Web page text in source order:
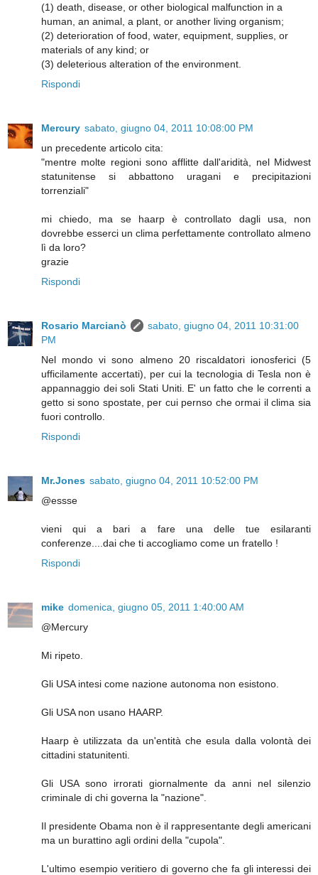
(1) death, disease, or other biological malfunction in a
human, an animal, a plant, or another living organism;
(2) deterioration of food, water, equipment, supplies, or
materials of any kind; or
(3) deleterious alteration of the environment.
Rispondi
Mercury sabato, giugno 04, 2011 10:08:00 PM
un precedente articolo cita:
"mentre molte regioni sono afflitte dall'aridità, nel Midwest
statunitense si abbattono uragani e precipitazioni
torrenziali"
mi chiedo, ma se haarp è controllato dagli usa, non
dovrebbe esserci un clima perfettamente controllato almeno
lì da loro?
grazie
Rispondi
Rosario Marcianò
sabato, giugno 04, 2011 10:31:00
PM
Nel mondo vi sono almeno 20 riscaldatori ionosferici (5
ufficilamente accertati), per cui la tecnologia di Tesla non è
appannaggio dei soli Stati Uniti. E' un fatto che le correnti a
getto si sono spostate, per cui pernso che ormai il clima sia
fuori controllo.
Rispondi
Mr.Jones sabato, giugno 04, 2011 10:52:00 PM
@essse
vieni qui a bari a fare una delle tue esilaranti
conferenze....dai che ti accogliamo come un fratello !
Rispondi
mike domenica, giugno 05, 2011 1:40:00 AM
@Mercury
Mi ripeto.
Gli USA intesi come nazione autonoma non esistono.
Gli USA non usano HAARP.
Haarp è utilizzata da un'entità che esula dalla volontà dei
cittadini statunitenti.
Gli USA sono irrorati giornalmente da anni nel silenzio
criminale di chi governa la "nazione".
Il presidente Obama non è il rappresentante degli americani
ma un burattino agli ordini della "cupola".
L'ultimo esempio veritiero di governo che fa gli interessi dei